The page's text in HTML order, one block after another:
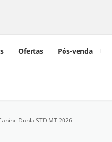
Ofertas Pós-venda
Dupla STD MT 2026